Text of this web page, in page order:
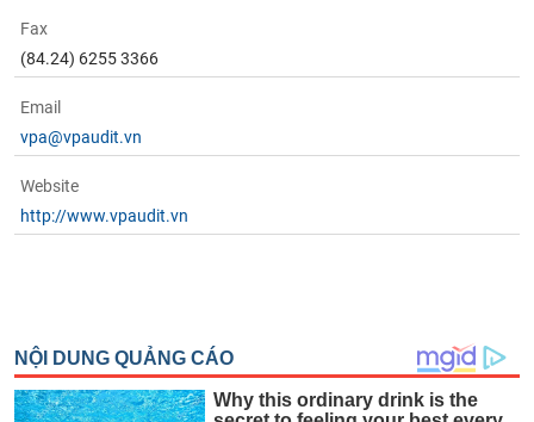
Fax
(84.24) 6255 3366
Email
vpa@vpaudit.vn
Website
http://www.vpaudit.vn
chính